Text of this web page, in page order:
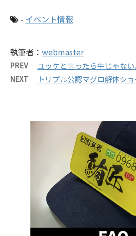
- イベント情報
執筆者： webmaster
PREV ユッケと言ったら牛じゃな
NEXT トリプル公認マグロ解体シ